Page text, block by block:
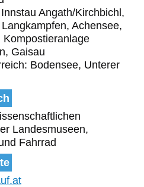
Angath/Kirchbichl,
Achensee,
Gaisau
Bodensee, Unterer
Landesmuseen,
Fahrrad